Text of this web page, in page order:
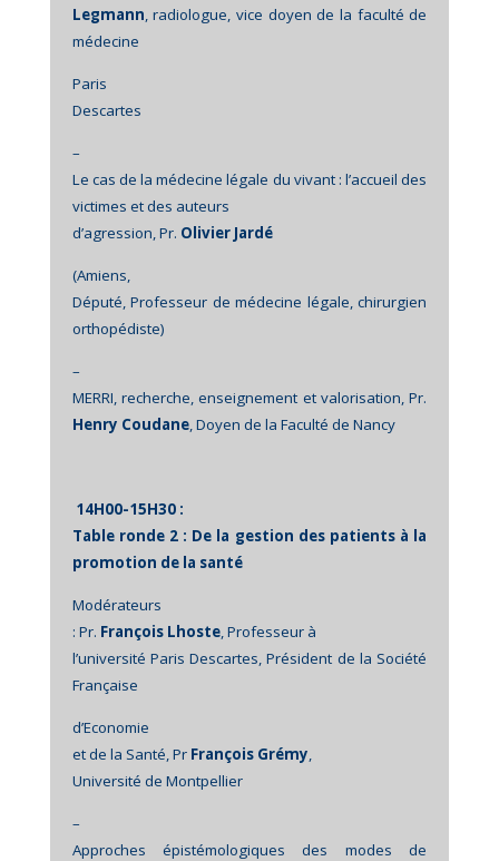
Legmann, radiologue, vice doyen de la faculté de
médecine
Paris
Descartes
–
Le cas de la médecine légale du vivant : l’accueil des
victimes et des auteurs
d’agression, Pr. Olivier Jardé
(Amiens,
Député, Professeur de médecine légale, chirurgien
orthopédiste)
–
MERRI, recherche, enseignement et valorisation, Pr.
Henry Coudane, Doyen de la Faculté de Nancy
14H00-15H30 :
Table ronde 2 : De la gestion des patients à la
promotion de la santé
Modérateurs
: Pr. François Lhoste, Professeur à
l’université Paris Descartes, Président de la Société
Française
d’Economie
et de la Santé, PrFrançois Grémy,
Université de Montpellier
–
Approches épistémologiques des modes de